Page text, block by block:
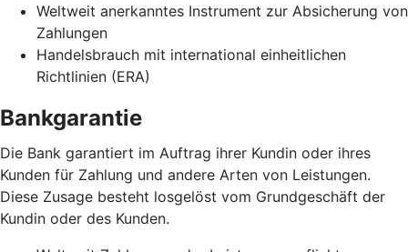
Weltweit anerkanntes Instrument zur Absicherung von
Zahlungen
Handelsbrauch mit international einheitlichen
Richtlinien (ERA)
Bankgarantie
Die Bank garantiert im Auftrag ihrer Kundin oder ihres
Kunden für Zahlung und andere Arten von Leistungen.
Diese Zusage besteht losgelöst vom Grundgeschäft der
Kundin oder des Kunden.